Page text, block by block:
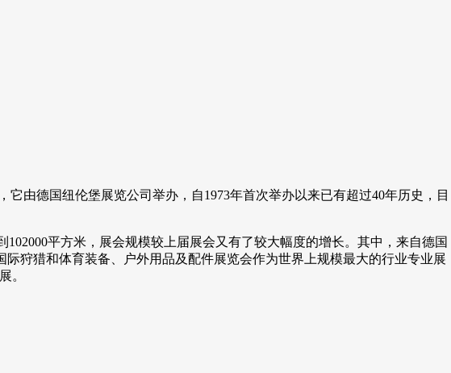
由德国纽伦堡展览公司举办，自1973年首次举办以来已有超过40年历史，目
平方米，展会规模较上届展会又有了较大幅度的增长。其中，来自德国
狩猎和体育装备、户外用品及配件展览会作为世界上规模最大的行业专业展
。